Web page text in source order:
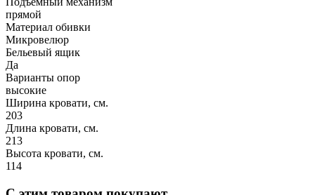
прямой
Материал обивки
Микровелюр
Бельевый ящик
Да
Варианты опор
высокие
Ширина кровати, см.
203
Длина кровати, см.
213
Высота кровати, см.
114